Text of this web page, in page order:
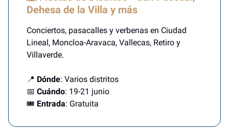
Dehesa de la Villa y más
Conciertos, pasacalles y verbenas en Ciudad
Lineal, Moncloa-Aravaca, Vallecas, Retiro y
Villaverde.
📍 Dónde: Varios distritos
📅 Cuándo: 19-21 junio
🎟️ Entrada: Gratuita